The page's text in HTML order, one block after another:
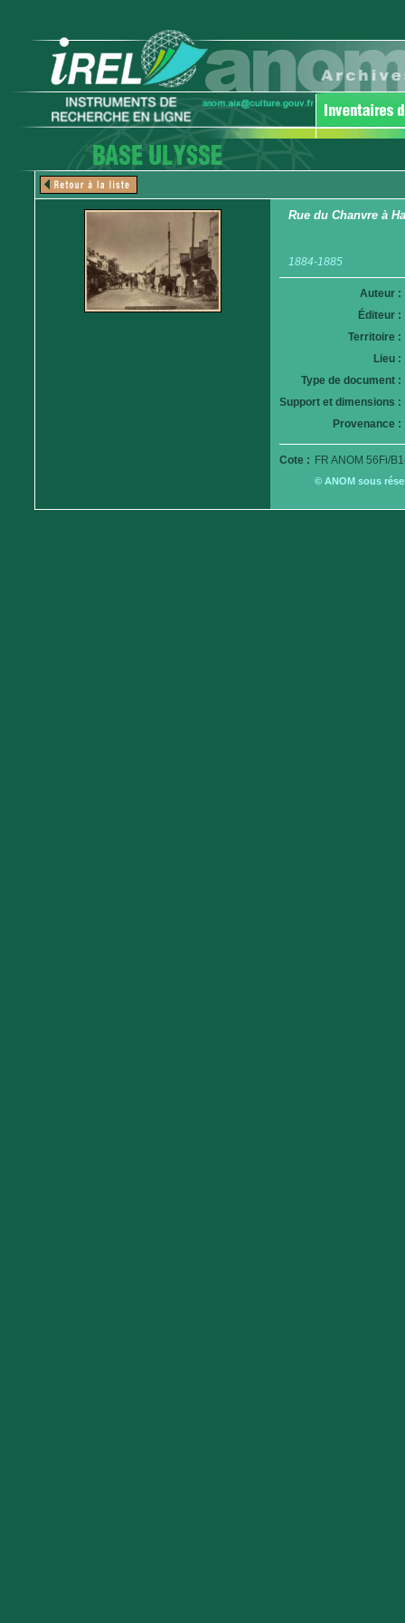
Rue du Chanvre à
1884-1885
Auteur :
Éditeur :
Territoire :
Lieu :
Type de document :
Support et dimensions :
Provenance :
Cote : FR ANOM 56Fi/
© ANOM sous